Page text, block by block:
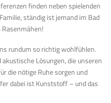
finden neben spielenden
ständig ist jemand im Bad
rundum so richtig wohlfühlen.
Lösungen, die unseren
die nötige Ruhe sorgen und
dabei ist Kunststoff – und das